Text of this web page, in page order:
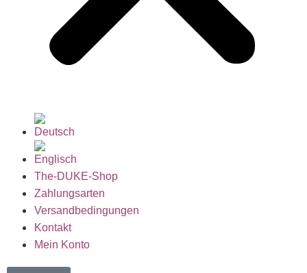
The-DUKE-Shop
Zahlungsarten
Versandbedingungen
Kontakt
Mein Konto